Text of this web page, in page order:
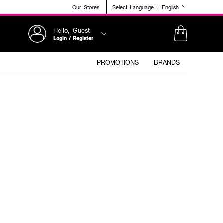
Our Stores Select Language : English
Hello, Guest
Login / Register
PROMOTIONS BRANDS